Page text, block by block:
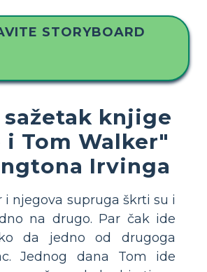
STORYBOARD
knjige
Tom Walker"
Irvinga
i njegova supruga škrti su i
na drugo. Par čak ide
da jedno od drugoga
Jednog dana Tom ide